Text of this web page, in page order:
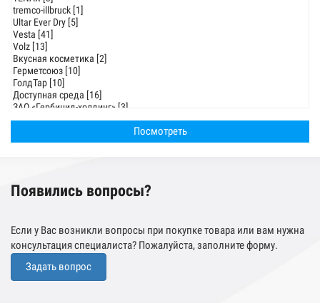
Появились вопросы?
Если у Вас возникли вопросы при покупке товара или вам нужна
консультация специалиста? Пожалуйста, заполните форму.
Задать вопрос